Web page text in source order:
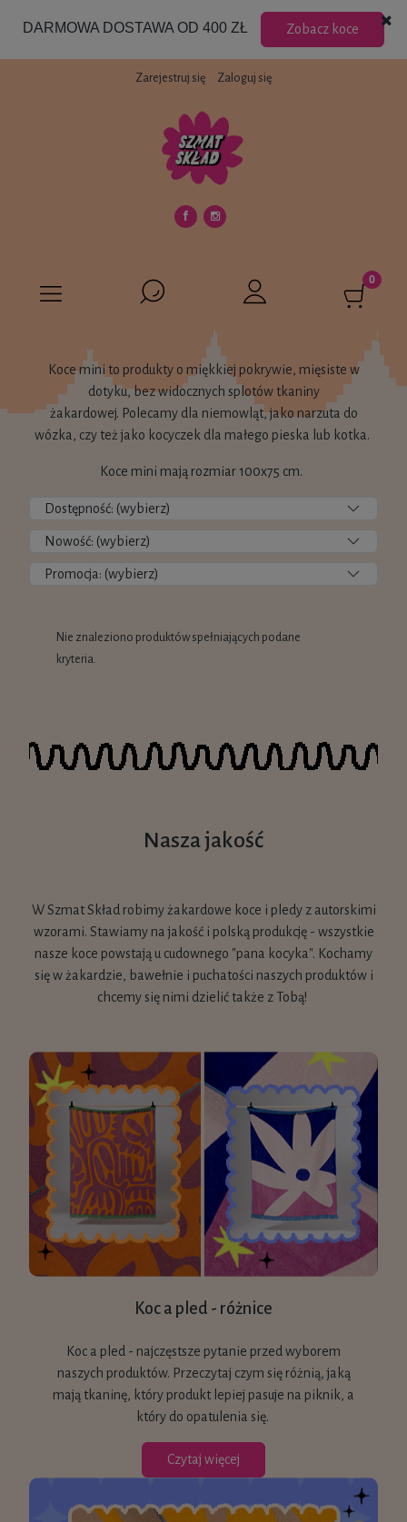
DARMOWA DOSTAWA OD 400 ZŁ Zobacz koce
Zarejestruj się Zaloguj się
Koce mini to produkty o miękkiej pokrywie, mięsiste w
dotyku, bez widocznych splotów tkaniny
żakardowej. Polecamy dla niemowląt, jako narzuta do
wózka, czy też jako kocyczek dla małego pieska lub kotka.
Koce mini mają rozmiar 100x75 cm.
Dostępność: (wybierz)
Nowość: (wybierz)
Promocja: (wybierz)
Nie znaleziono produktów spełniających podane
kryteria.
Nasza jakość
W Szmat Skład robimy żakardowe koce i pledy z autorskimi
wzorami. Stawiamy na jakość i polską produkcję - wszystkie
nasze koce powstają u cudownego "pana kocyka". Kochamy
się w żakardzie, bawełnie i puchatości naszych produktów i
chcemy się nimi dzielić także z Tobą!
Koc a pled - różnice
Koc a pled - najczęstsze pytanie przed wyborem
naszych produktów. Przeczytaj czym się różnią, jaką
mają tkaninę, który produkt lepiej pasuje na piknik, a
który do opatulenia się.
Czytaj więcej